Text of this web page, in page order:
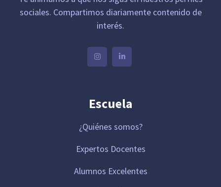
sociales. Compartimos diariamente contenido de
interés.
Escuela
¿Quiénes somos?
Expertos Docentes
Alumnos Excelentes